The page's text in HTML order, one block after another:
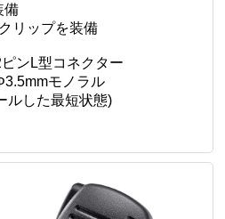
備
リップを装備
ンL型コネクター
モノラル
ルした最短状態)